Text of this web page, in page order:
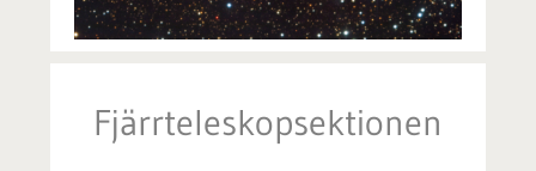
Fjärrteleskopsektionen